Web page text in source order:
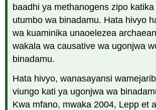
baadhi ya methanogens zipo
utumbo wa binadamu. Hata hivyo
wa kuaminika unaoelezea
wakala wa causative wa ugonjwa
binadamu.
Hata hivyo, wanasayansi
viungo kati ya ugonjwa wa
Kwa mfano, mwaka 2004, Lepp et